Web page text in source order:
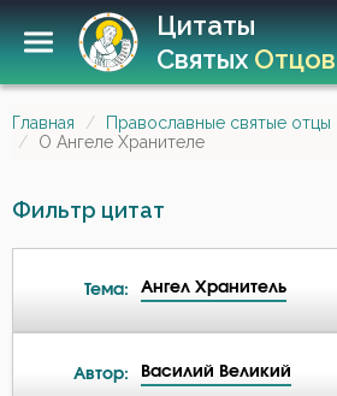
Цитаты
СвятыхОтцов
Главная Православные святые отцы
О Ангеле Хранителе
Фильтр цитат
Тема: Ангел Хранитель
Автор: Василий Великий